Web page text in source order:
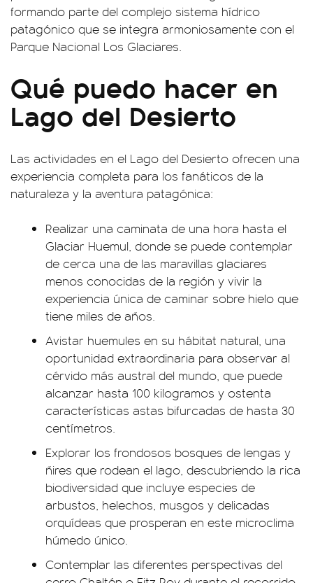
formando parte del complejo sistema hídrico
patagónico que se integra armoniosamente con el
Parque Nacional Los Glaciares.
Qué puedo hacer en
Lago del Desierto
Las actividades en el Lago del Desierto ofrecen una
experiencia completa para los fanáticos de la
naturaleza y la aventura patagónica:
Realizar una caminata de una hora hasta el
Glaciar Huemul, donde se puede contemplar
de cerca una de las maravillas glaciares
menos conocidas de la región y vivir la
experiencia única de caminar sobre hielo que
tiene miles de años.
Avistar huemules en su hábitat natural, una
oportunidad extraordinaria para observar al
cérvido más austral del mundo, que puede
alcanzar hasta 100 kilogramos y ostenta
características astas bifurcadas de hasta 30
centímetros.
Explorar los frondosos bosques de lengas y
ñires que rodean el lago, descubriendo la rica
biodiversidad que incluye especies de
arbustos, helechos, musgos y delicadas
orquídeas que prosperan en este microclima
húmedo único.
Contemplar las diferentes perspectivas del